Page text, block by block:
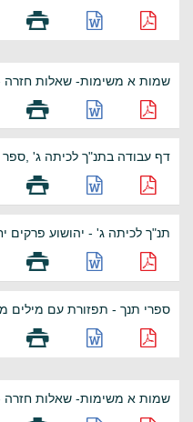
שמות א משימות- שאלות חזרה
ספרי תנך - תפזורת עם מילים
שמות א משימות- שאלות חזרה